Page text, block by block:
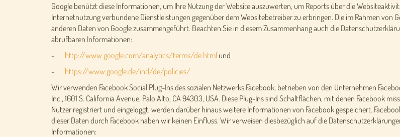
Google benützt diese Informationen, um Ihre Nutzung der Website auszuwerten, um Reports über die
Internetnutzung verbundene Dienstleistungen gegenüber dem Websitebetreiber zu erbringen. Die im Rahmen
anderen Daten von Google zusammengeführt. Beachten Sie in diesem Zusammenhang auch die
abrufbaren Informationen:
- http://www.google.com/analytics/terms/de.html und
- https://www.google.de/intl/de/policies/
Wir verwenden Facebook Social Plug-Ins des sozialen Netzwerks Facebook, betrieben von den Unternehmen
Inc., 1601 S. California Avenue, Palo Alto, CA 94303, USA. Diese Plug-Ins sind Schaltflächen, mit denen Facebook
Nutzer registriert und eingeloggt, werden darüber hinaus weitere Informationen von Facebook gespeichert.
dieser Daten durch Facebook haben wir keinen Einfluss. Wir verweisen diesbezüglich auf die
Informationen: